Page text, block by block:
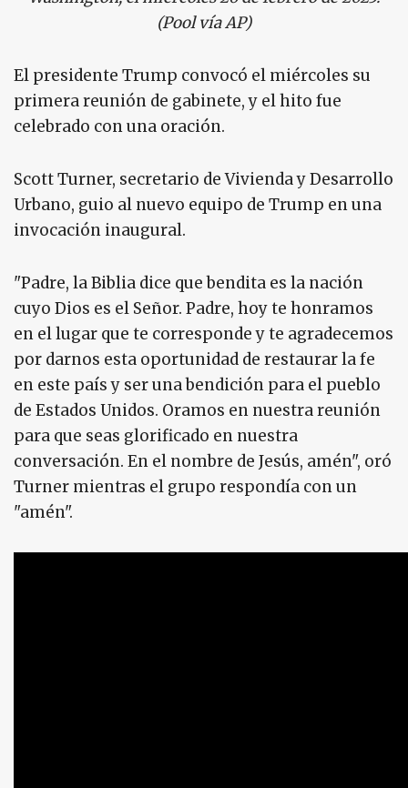
(Pool vía AP)
El presidente Trump convocó el miércoles su
primera reunión de gabinete, y el hito fue
celebrado con una oración.
Scott Turner, secretario de Vivienda y Desarrollo
Urbano, guio al nuevo equipo de Trump en una
invocación inaugural.
"Padre, la Biblia dice que bendita es la nación
cuyo Dios es el Señor. Padre, hoy te honramos
en el lugar que te corresponde y te agradecemos
por darnos esta oportunidad de restaurar la fe
en este país y ser una bendición para el pueblo
de Estados Unidos. Oramos en nuestra reunión
para que seas glorificado en nuestra
conversación. En el nombre de Jesús, amén", oró
Turner mientras el grupo respondía con un
"amén".